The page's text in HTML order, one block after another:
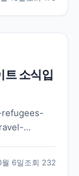
지만 캐나
슬슬 받으려
트 소식입
refugees-
6일조회 232